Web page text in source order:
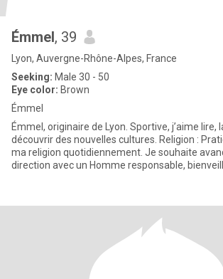
Émmel, 39
Lyon, Auvergne-Rhône-Alpes, France
Seeking: Male 30 - 50
Eye color: Brown
Émmel
Émmel, originaire de Lyon. Sportive, j’aime lire,
découvrir des nouvelles cultures. Religion :
ma religion quotidiennement. Je souhaite
direction avec un Homme responsable,